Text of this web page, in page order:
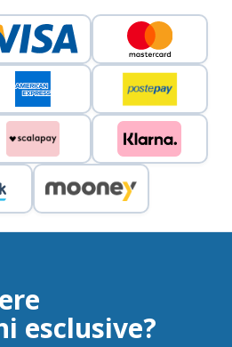
esclusive?